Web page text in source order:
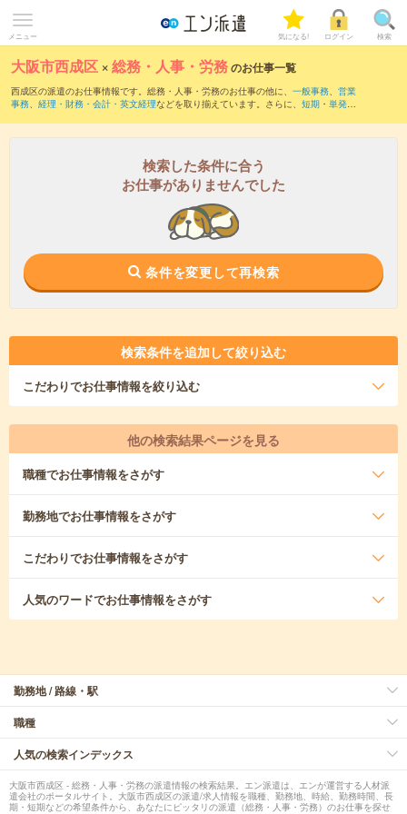
メニュー 気になる! ログイン 検索
大阪市西成区 ×総務・人事・労務のお仕事一覧
西成区の派遣のお仕事情報です。総務・人事・労務のお仕事の他に、 一般事務、 営業
事務、 経理・財務・会計・英文経理などを取り揃えています。さらに、 短期 ・ 単発な
検索した条件に合う
お仕事がありませんでした
条件を変更して再検索
検索条件を追加して絞り込む
こだわりでお仕事情報を絞り込む
他の検索結果ページを見る
職種でお仕事情報をさがす
勤務地でお仕事情報をさがす
こだわりでお仕事情報をさがす
人気のワードでお仕事情報をさがす
勤務地 / 路線・駅
職種
人気の検索インデックス
大阪市西成区 - 総務・人事・労務の派遣情報の検索結果。エン派遣は、エンが運営する人材派
遣会社のポータルサイト。大阪市西成区の派遣/求人情報を職種、勤務地、時給、勤務時間、長
期・短期などの希望条件から、あなたにピッタリの派遣（総務・人事・労務）のお仕事を探せ